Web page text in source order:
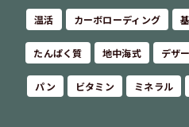
温活 カーボローディング
たんぱく質 地中海式 デザ
パン ビタミン ミネラル